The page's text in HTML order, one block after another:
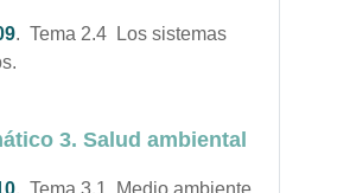
. Tema 2.4 Los sistemas
3. Salud ambiental
. Tema 3.1 Medio ambiente